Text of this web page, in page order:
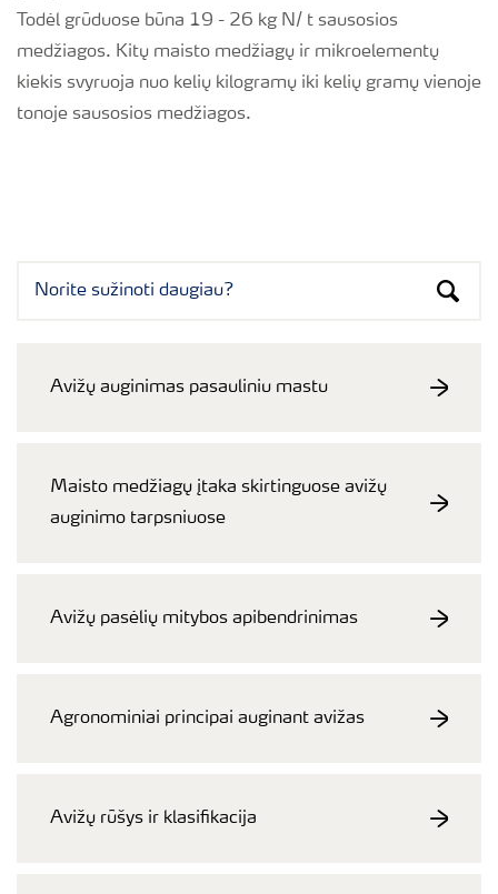
Todėl grūduose būna 19 - 26 kg N/ t sausosios
medžiagos. Kitų maisto medžiagų ir mikroelementų
kiekis svyruoja nuo kelių kilogramų iki kelių gramų vienoje
tonoje sausosios medžiagos.
Avižų auginimas pasauliniu mastu
Maisto medžiagų įtaka skirtinguose avižų
auginimo tarpsniuose
Avižų pasėlių mitybos apibendrinimas
Agronominiai principai auginant avižas
Avižų rūšys ir klasifikacija